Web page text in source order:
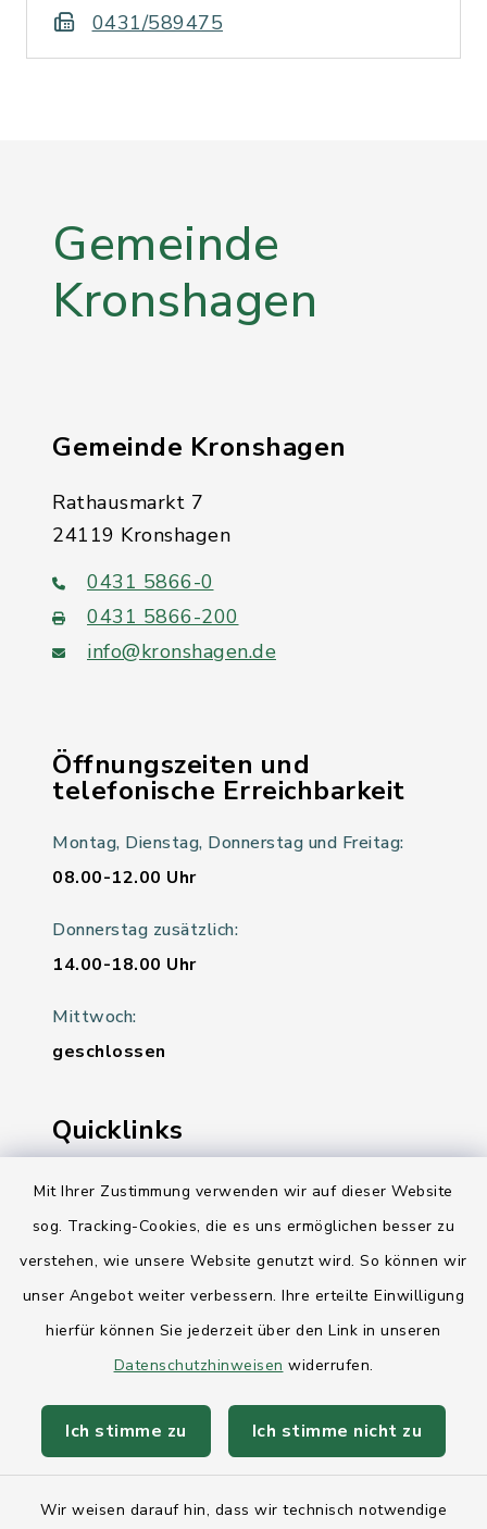
Mit Ihrer Zustimmung verwenden wir auf dieser Website
sog. Tracking-Cookies, die es uns ermöglichen besser zu
verstehen, wie unsere Website genutzt wird. So können wir
unser Angebot weiter verbessern. Ihre erteilte Einwilligung
hierfür können Sie jederzeit über den Link in unseren
Datenschutzhinweisen widerrufen.
Ich stimme zu Ich stimme nicht zu
Wir weisen darauf hin, dass wir technisch notwendige
0431/589475
Gemeinde
Kronshagen
Gemeinde Kronshagen
Rathausmarkt 7
24119 Kronshagen
0431 5866-0
0431 5866-200
info@kronshagen.de
Öffnungszeiten und
telefonische Erreichbarkeit
Montag, Dienstag, Donnerstag und Freitag:
08.00-12.00 Uhr
Donnerstag zusätzlich:
14.00-18.00 Uhr
Mittwoch:
geschlossen
Quicklinks
Ihre Behördennummer 115
Landesregierung Schleswig-Holstein
AktivRegion Mittelholstein